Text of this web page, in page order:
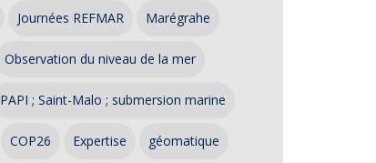
Journées REFMAR Marégrahe
Observation du niveau de la mer
PAPI ; Saint-Malo ; submersion marine
COP26 Expertise géomatique